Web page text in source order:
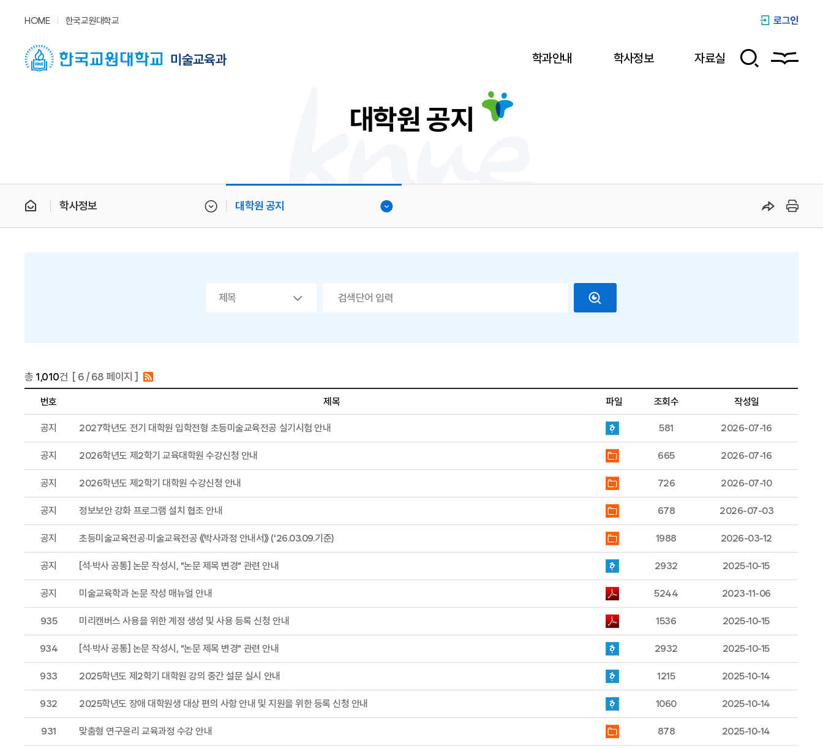
HOME 한국교원대학교 로그인
미술교육과 학과안내 학사정보 자료실
대학원 공지
학사정보 대학원 공지
총 1,010건 [ 6 / 68 페이지 ]
번호 제목 파일 조회수 작성일
공지 2027학년도 전기 대학원 입학전형 초등미술교육전공 실기시험 안내 581 2026-07-16
공지 2026학년도 제2학기 교육대학원 수강신청 안내 665 2026-07-16
공지 2026학년도 제2학기 대학원 수강신청 안내 726 2026-07-10
공지 정보보안 강화 프로그램 설치 협조 안내 678 2026-07-03
공지 초등미술교육전공·미술교육전공 《박사과정 안내서》 ('26.03.09.기준) 1988 2026-03-12
공지 [석·박사 공통] 논문 작성시, "논문 제목 변경" 관련 안내 2932 2025-10-15
공지 미술교육학과 논문 작성 매뉴얼 안내 5244 2023-11-06
935 미리캔버스 사용을 위한 계정 생성 및 사용 등록 신청 안내 1536 2025-10-15
934 [석·박사 공통] 논문 작성시, "논문 제목 변경" 관련 안내 2932 2025-10-15
933 2025학년도 제2학기 대학원 강의 중간 설문 실시 안내 1215 2025-10-14
932 2025학년도 장애 대학원생 대상 편의 사항 안내 및 지원을 위한 등록 신청 안내 1060 2025-10-14
931 맞춤형 연구윤리 교육과정 수강 안내 878 2025-10-14